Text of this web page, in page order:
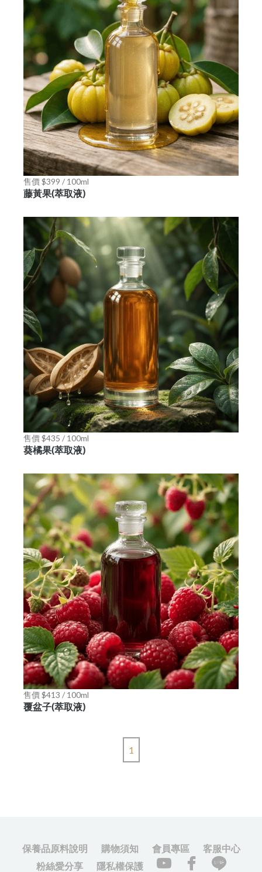
售價 $399 / 100ml
藤黃果(萃取液)
售價 $435 / 100ml
葵橘果(萃取液)
售價 $413 / 100ml
覆盆子(萃取液)
1
保養品原料說明 購物須知 會員專區
客服中心
粉絲愛分享
隱私權保護